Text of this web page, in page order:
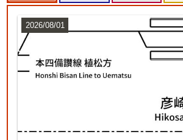
2026/08/01